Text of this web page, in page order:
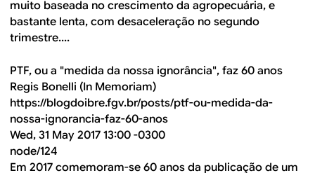
muito baseada no crescimento da agropecuária, e
bastante lenta, com desaceleração no segundo
trimestre....
PTF, ou a "medida da nossa ignorância", faz 60 anos
Regis Bonelli (In Memoriam)
https://blogdoibre.fgv.br/posts/ptf-ou-medida-da-
nossa-ignorancia-faz-60-anos
Wed, 31 May 2017 13:00 -0300
node/124
Em 2017 comemoram-se 60 anos da publicação de um